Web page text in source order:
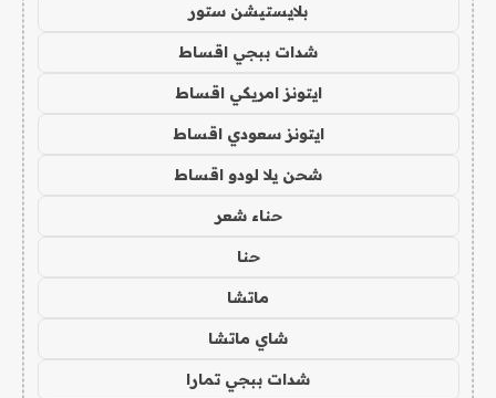
بلايستيشن ستور
شدات ببجي اقساط
ايتونز امريكي اقساط
ايتونز سعودي اقساط
شحن يلا لودو اقساط
حناء شعر
حنا
ماتشا
شاي ماتشا
شدات ببجي تمارا